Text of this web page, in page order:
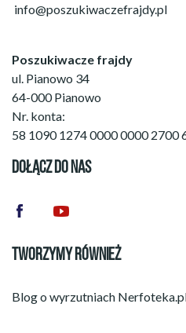
info@poszukiwaczefrajdy.pl
Poszukiwacze frajdy
ul. Pianowo 34
64-000 Pianowo
Nr. konta:
58 1090 1274 0000 0000 2700
DOŁĄCZ DO NAS
TWORZYMY RÓWNIEŻ
Blog o wyrzutniach